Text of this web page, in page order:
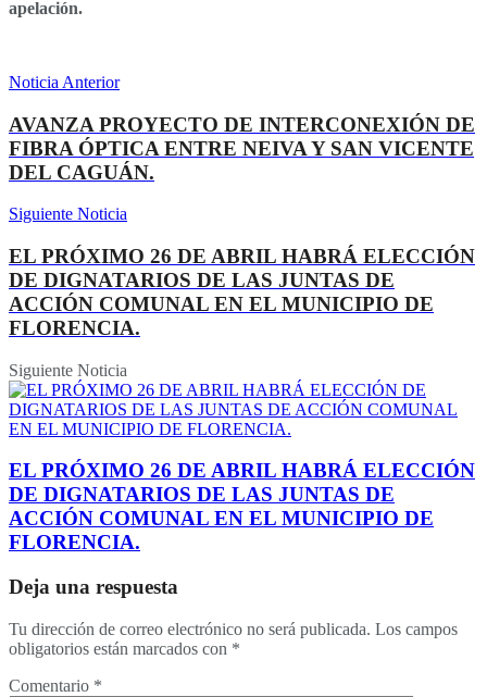
apelación.
Noticia Anterior
AVANZA PROYECTO DE INTERCONEXIÓN DE
FIBRA ÓPTICA ENTRE NEIVA Y SAN VICENTE
DEL CAGUÁN.
Siguiente Noticia
EL PRÓXIMO 26 DE ABRIL HABRÁ ELECCIÓN
DE DIGNATARIOS DE LAS JUNTAS DE
ACCIÓN COMUNAL EN EL MUNICIPIO DE
FLORENCIA.
Siguiente Noticia
EL PRÓXIMO 26 DE ABRIL HABRÁ ELECCIÓN
DE DIGNATARIOS DE LAS JUNTAS DE
ACCIÓN COMUNAL EN EL MUNICIPIO DE
FLORENCIA.
Deja una respuesta
Tu dirección de correo electrónico no será publicada. Los campos
obligatorios están marcados con *
Comentario *